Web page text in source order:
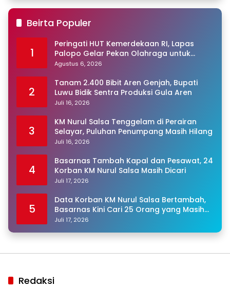
Beirta Populer
1
Peringati HUT Kemerdekaan RI, Lapas
Palopo Gelar Pekan Olahraga untuk
Warga Binaan
Agustus 6, 2026
2
Tanam 2.400 Bibit Aren Genjah, Bupati
Luwu Bidik Sentra Produksi Gula Aren
Juli 16, 2026
3
KM Nurul Salsa Tenggelam di Perairan
Selayar, Puluhan Penumpang Masih Hilang
Juli 16, 2026
4
Basarnas Tambah Kapal dan Pesawat, 24
Korban KM Nurul Salsa Masih Dicari
Juli 17, 2026
5
Data Korban KM Nurul Salsa Bertambah,
Basarnas Kini Cari 25 Orang yang Masih
Hilang
Juli 17, 2026
Redaksi